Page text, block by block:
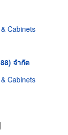
Cabinets
จำกัด
Cabinets